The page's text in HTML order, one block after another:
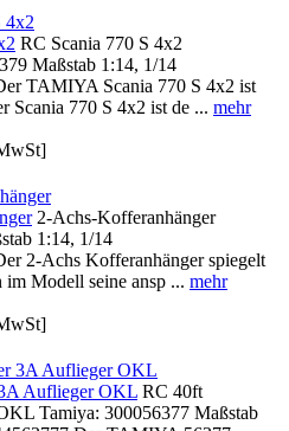
RC Scania 770 S 4x2
Maßstab 1:14, 1/14
TAMIYA Scania 770 S 4x2 ist
Scania 770 S 4x2 ist de ... mehr
2-Achs-Kofferanhänger
1:14, 1/14
2-Achs Kofferanhänger spiegelt
Modell seine ansp ... mehr
Auflieger OKL RC 40ft
Tamiya: 300056377 Maßstab